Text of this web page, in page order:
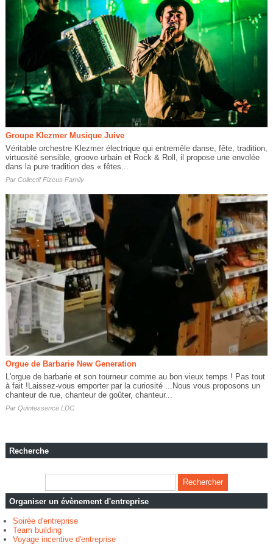
Groupe Klezmer Musique Juive
Véritable orchestre Klezmer électrique qui entremêle danse, fête, tradition,
virtuosité sensible, groove urbain et Rock & Roll, il propose une envolée
dans la pure tradition des « fêtes...
Par Collectif Fizcus Family
Orgue de Barbarie New Generation
L'orgue de barbarie et son tourneur comme au bon vieux temps ! Pas tout
à fait !Laissez-vous emporter par la curiosité ...Nous vous proposons un
chanteur de rue, chanteur de goûter, chanteur...
Par Quintessence LDC
Recherche
Organiser un évènement d'entreprise
Soirée d'entreprise
Team building
Voyage incentive d'entreprise